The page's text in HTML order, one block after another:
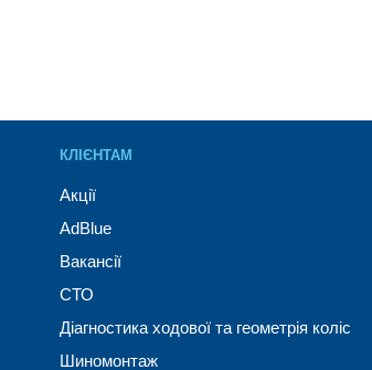
КЛІЄНТАМ
Акції
AdBlue
Вакансії
СТО
Діагностика ходової та геометрія коліс
Шиномонтаж